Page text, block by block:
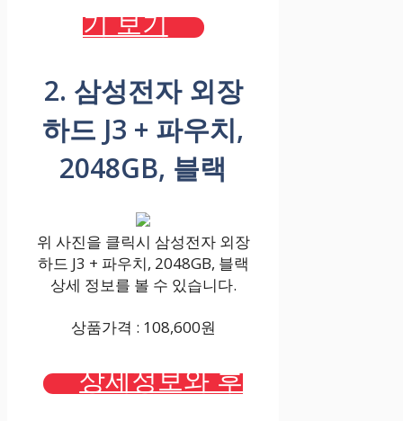
기 보기
2. 삼성전자 외장
하드 J3 + 파우치,
2048GB, 블랙
위 사진을 클릭시 삼성전자 외장
하드 J3 + 파우치, 2048GB, 블랙
상세 정보를 볼 수 있습니다.
상품가격 : 108,600원
상세정보와 후